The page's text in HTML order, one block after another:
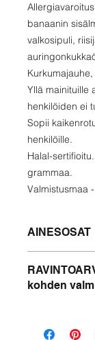
banaanin
valkosipuli,
Yllä mainituille
henkilöiden ei
Sopii
henkilöille.
Halal-
grammaa.
Valmistusmaa
AINESOSAT
sisälmykset,
riisijauho.
mustapippuri.
kohden
Rasvaa -